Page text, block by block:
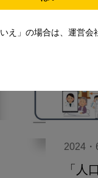
いえ」の場合は、運営
2024・
「人